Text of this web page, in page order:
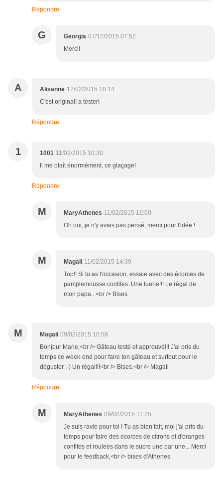
Répondre
G Georgia 07/12/2015 07:52
Merci!
A Alisanne 12/02/2015 10:14
C'est original! a tester!
Répondre
1 1001 11/02/2015 10:30
Il me plaît énormément, ce glaçage!
Répondre
M MaryAthenes 11/02/2015 16:00
Oh oui, je n'y avais pas pensé, merci pour l'idée !
M Magali 11/02/2015 14:39
Top!! Si tu as l'occasion, essaie avec des écorces de
pamplemousse confites. Une tuerie!!! Le régal de
mon papa...<br /> Bises
M Magali 09/02/2015 10:58
Bonjour Marie,<br /> Gâteau testé et approuvé!!! J'ai pris du
temps ce week-end pour faire ton gâteau et surtout pour le
déguster ;-) Un régal!!!<br /> Bises.<br /> Magali
Répondre
M MaryAthenes 09/02/2015 11:25
Je suis ravie pour toi ! Tu as bien fait, moi j'ai pris du
temps pour faire des ecorces de citrons et d'oranges
confites et roulees dans le sucre une par une... Merci
pour le feedback,<br /> bises d'Athenes